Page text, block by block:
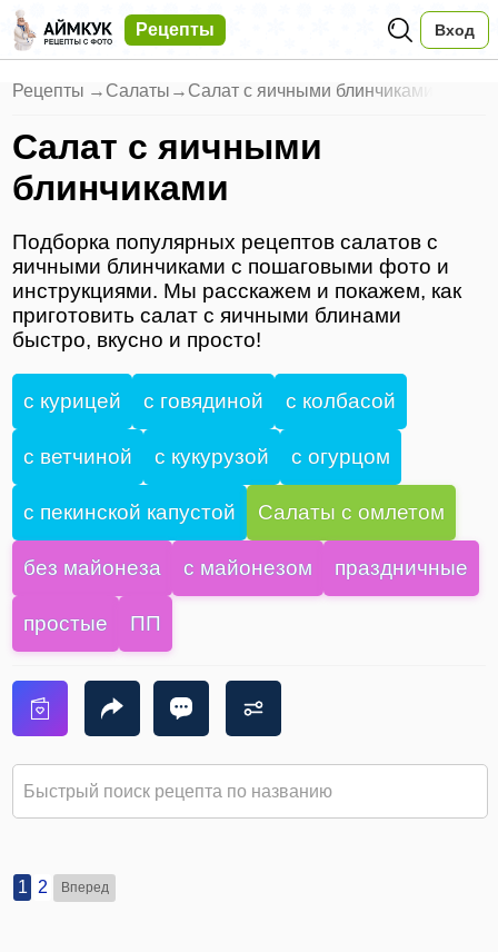
Рецепты Вход
Рецепты → Салаты → Салат с яичными блинчиками
Салат с яичными
блинчиками
Подборка популярных рецептов салатов с
яичными блинчиками с пошаговыми фото и
инструкциями. Мы расскажем и покажем, как
приготовить салат с яичными блинами
быстро, вкусно и просто!
с курицей с говядиной с колбасой
с ветчиной с кукурузой с огурцом
с пекинской капустой Салаты с омлетом
без майонеза с майонезом праздничные
простые ПП
1 2 Вперед